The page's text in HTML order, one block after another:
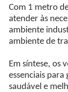
Com 1 metro
atender às
ambiente
ambiente de
Em síntese, os
essenciais
saudável e